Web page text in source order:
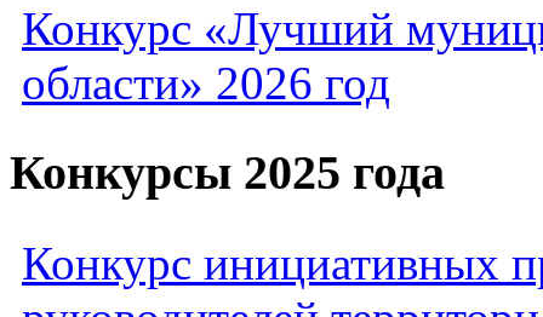
Конкурс «Лучший
области» 2026 год
Конкурсы 2025 года
Конкурс инициативных